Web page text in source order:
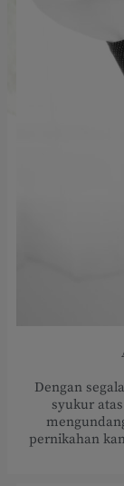
Dengan
syukur
pernikahan